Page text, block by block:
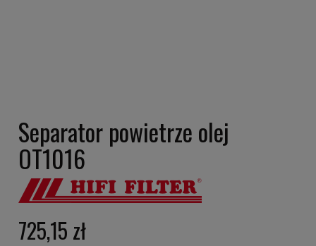
Separator powietrze olej
OT1016
725,15 zł